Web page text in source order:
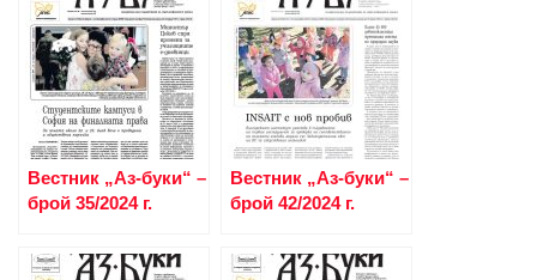
Вестник „Аз-буки“ –
брой 35/2024 г.
Вестник „Аз-буки“ –
брой 42/2024 г.